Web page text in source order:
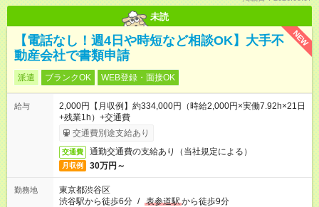
未読
NEW
【電話なし！週4日や時短など相談OK】大手不
動産会社で書類申請
派遣 ブランクOK WEB登録・面接OK
給与
2,000円【月収例】約334,000円（時給2,000円×実働7.92h×21日
+残業1h）+交通費
交通費別途支給あり
交通費 通勤交通費の支給あり（当社規定による）
月収例 30万円～
勤務地
東京都渋谷区
渋谷駅から徒歩6分 / 表参道駅から徒歩9分